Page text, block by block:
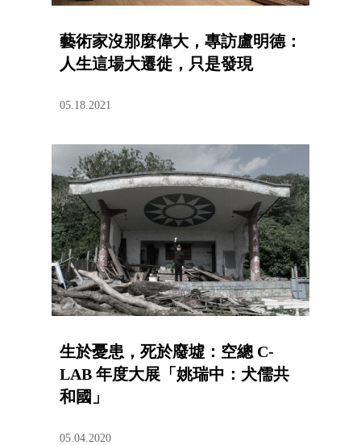
藝術家沒那麼偉大，專訪盧明德：
人生這場大遷徙，只是發現
05.18.2021
生於憂患，死於廢墟：空總 C-
LAB 年度大展「姚瑞中：犬儒共
和國」
05.04.2020